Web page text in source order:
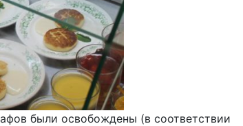
были освобождены (в соответствии